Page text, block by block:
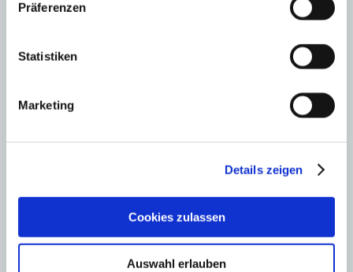
Präferenzen
Statistiken
Marketing
Details zeigen
Cookies zulassen
Auswahl erlauben
Liebe Redakteure,
als treuer Leser Ihres BLOGS wünsche ich Ihnen ein frohes
Weihnachtsfest und ein gesundes Neues Jahr. Ihr macht eine
Mit freundlichen Grüßen
Peter Gimmel
Antworten
Vielen Dank für die tolle Übersicht der Weihnachtsmärkte auf
Wir werden nächste Woche rüber fliegen und Weihnachten
sowie den Jahreswechsel in unserem zweiten Zuhause
verbringen. Sicherlich werden wir den einen oder anderen